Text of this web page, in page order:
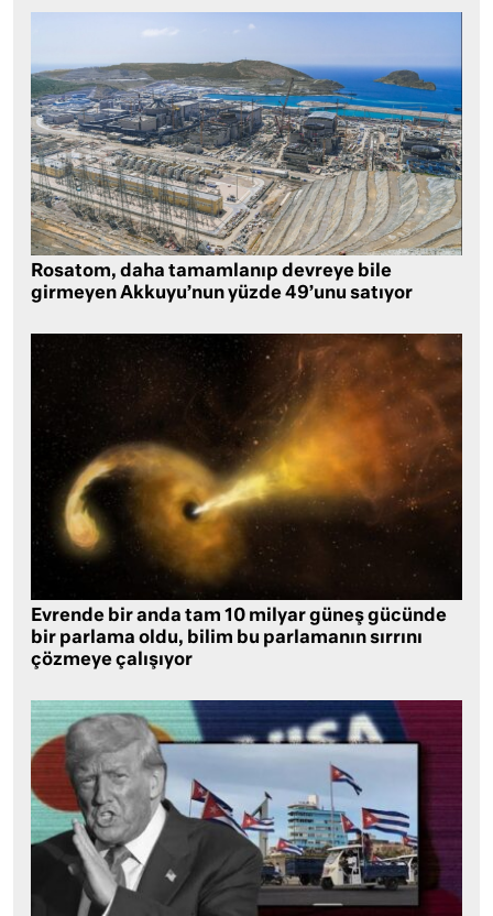
Rosatom, daha tamamlanıp devreye bile
girmeyen Akkuyu’nun yüzde 49’unu satıyor
Evrende bir anda tam 10 milyar güneş gücünde
bir parlama oldu, bilim bu parlamanın sırrını
çözmeye çalışıyor